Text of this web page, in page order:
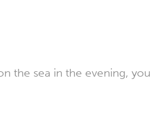
the sea in the evening,